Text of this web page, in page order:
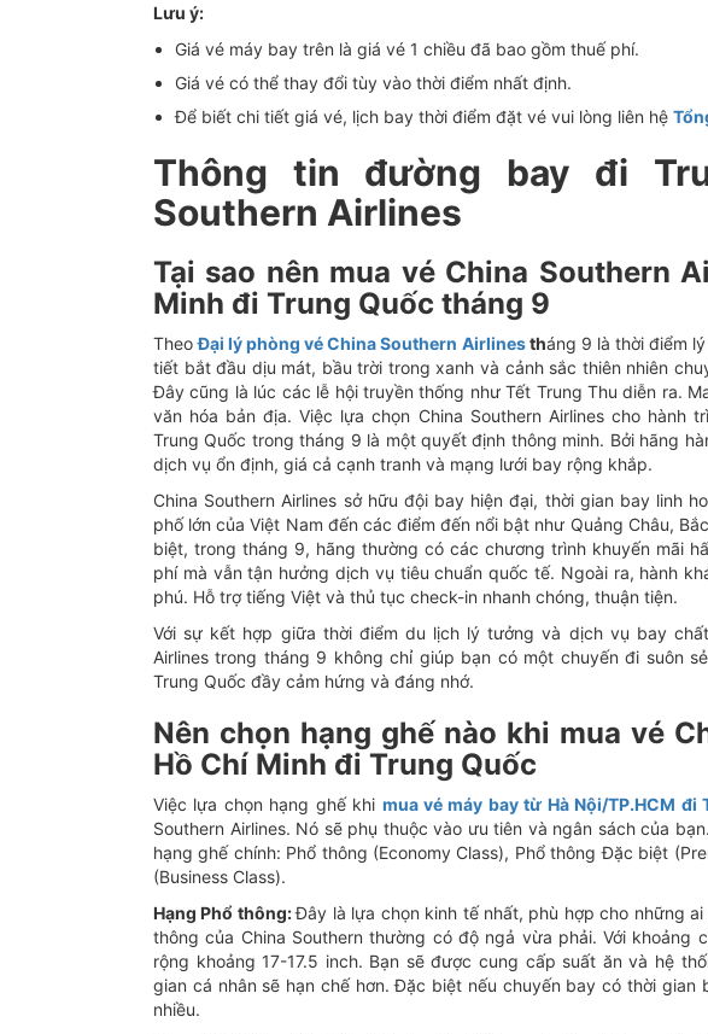
Lưu ý:
Giá vé máy bay trên là giá vé 1 chiều đã bao gồm thuế phí.
Giá vé có thể thay đổi tùy vào thời điểm nhất định.
Để biết chi tiết giá vé, lịch bay thời điểm đặt vé vui lòng liên hệ
Thông tin đường bay đi
Southern Airlines
Tại sao nên mua vé China Southern
Minh đi Trung Quốc tháng 9
TheoĐại lý phòng vé China Southern Airlinestháng 9 là thời điểm
tiết bắt đầu dịu mát, bầu trời trong xanh và cảnh sắc thiên nhiên
Đây cũng là lúc các lễ hội truyền thống như Tết Trung Thu diễn ra.
văn hóa bản địa. Việc lựa chọn China Southern Airlines cho hành
Trung Quốc trong tháng 9 là một quyết định thông minh. Bởi hãng
dịch vụ ổn định, giá cả cạnh tranh và mạng lưới bay rộng khắp.
China Southern Airlines sở hữu đội bay hiện đại, thời gian bay linh
phố lớn của Việt Nam đến các điểm đến nổi bật như Quảng Châu,
biệt, trong tháng 9, hãng thường có các chương trình khuyến mãi
phí mà vẫn tận hưởng dịch vụ tiêu chuẩn quốc tế. Ngoài ra, hành
phú. Hỗ trợ tiếng Việt và thủ tục check-in nhanh chóng, thuận tiện.
Với sự kết hợp giữa thời điểm du lịch lý tưởng và dịch vụ bay
Airlines trong tháng 9 không chỉ giúp bạn có một chuyến đi suôn
Trung Quốc đầy cảm hứng và đáng nhớ.
Nên chọn hạng ghế nào khi mua vé
Hồ Chí Minh đi Trung Quốc
Việc lựa chọn hạng ghế khi mua vé máy bay từ Hà Nội/TP.HCM đi
Southern Airlines. Nó sẽ phụ thuộc vào ưu tiên và ngân sách của
hạng ghế chính: Phổ thông (Economy Class), Phổ thông Đặc biệt
(Business Class).
Hạng Phổ thông:Đây là lựa chọn kinh tế nhất, phù hợp cho những
thông của China Southern thường có độ ngả vừa phải. Với khoảng
rộng khoảng 17-17.5 inch. Bạn sẽ được cung cấp suất ăn và hệ
gian cá nhân sẽ hạn chế hơn. Đặc biệt nếu chuyến bay có thời
nhiều.